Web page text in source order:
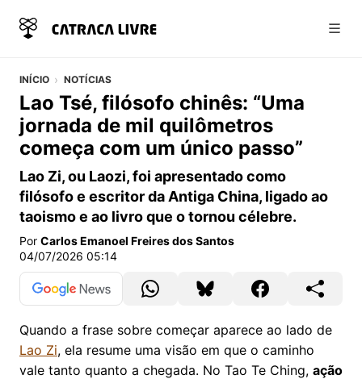
INÍCIO NOTÍCIAS
Lao Tsé, filósofo chinês: “Uma
jornada de mil quilômetros
começa com um único passo”
Lao Zi, ou Laozi, foi apresentado como
filósofo e escritor da Antiga China, ligado ao
taoismo e ao livro que o tornou célebre.
Por Carlos Emanoel Freires dos Santos
04/07/2026 05:14
Quando a frase sobre começar aparece ao lado de
Lao Zi, ela resume uma visão em que o caminho
vale tanto quanto a chegada. No Tao Te Ching, ação